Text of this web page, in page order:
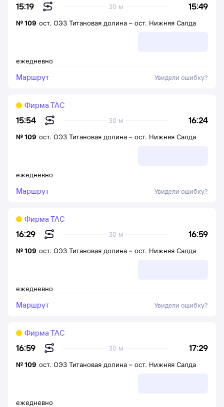
15:19 15:49
30 м
ежедневно
№109 ост. ОЭЗ Титановая долина – ост. Нижняя Салда
Маршрут Увидели ошибку?
15:54 16:24
30 м
Фирма ТАС
ежедневно
№109 ост. ОЭЗ Титановая долина – ост. Нижняя Салда
Маршрут Увидели ошибку?
16:29 16:59
30 м
Фирма ТАС
ежедневно
№109 ост. ОЭЗ Титановая долина – ост. Нижняя Салда
Маршрут Увидели ошибку?
16:59 17:29
30 м
Фирма ТАС
ежедневно
№109 ост. ОЭЗ Титановая долина – ост. Нижняя Салда